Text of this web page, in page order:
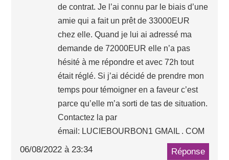
de contrat. Je l’ai connu par le biais d’une
amie qui a fait un prêt de 33000EUR
chez elle. Quand je lui ai adressé ma
demande de 72000EUR elle n’a pas
hésité à me répondre et avec 72h tout
était réglé. Si j’ai décidé de prendre mon
temps pour témoigner en a faveur c’est
parce qu’elle m’a sorti de tas de situation.
Contactez la par
émail: LUCIEBOURBON1 GMAIL . COM
06/08/2022 à 23:34 Réponse